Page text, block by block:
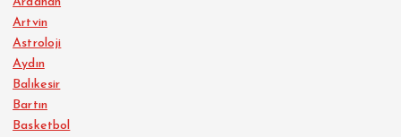
Artvin
Astroloji
Aydın
Balıkesir
Bartın
Basketbol